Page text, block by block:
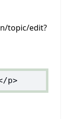
topic/edit?